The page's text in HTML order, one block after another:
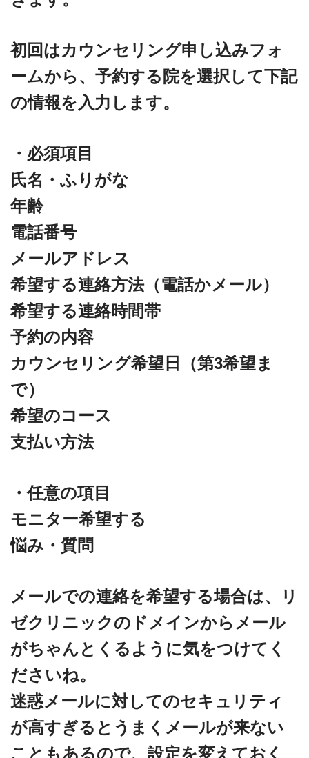
初回はカウンセリング申し込みフォ
ームから、予約する院を選択して下記
の情報を入力します。
・必須項目
氏名・ふりがな
年齢
電話番号
メールアドレス
希望する連絡方法（電話かメール）
希望する連絡時間帯
予約の内容
カウンセリング希望日（第3希望ま
で）
希望のコース
支払い方法
・任意の項目
モニター希望する
悩み・質問
メールでの連絡を希望する場合は、リ
ゼクリニックのドメインからメール
がちゃんとくるように気をつけてく
ださいね。
迷惑メールに対してのセキュリティ
が高すぎるとうまくメールが来ない
こともあるので、設定を変えておく